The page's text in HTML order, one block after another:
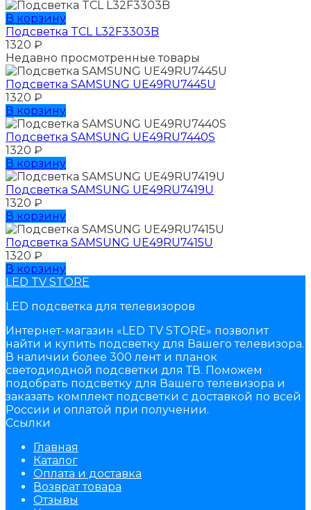
В корзину
Подсветка TCL L32F3303B
1320 ₽
Недавно просмотренные товары
Подсветка SAMSUNG UЕ49RU7445U
1320 ₽
В корзину
Подсветка SAMSUNG UЕ49RU7440S
1320 ₽
В корзину
Подсветка SAMSUNG UЕ49RU7419U
1320 ₽
В корзину
Подсветка SAMSUNG UЕ49RU7415U
1320 ₽
В корзину
LED TV STORE
LED подсветка для телевизоров
Интернет-магазин «LED TV STORE» позволит
найти и купить подсветку для Вашего телевизора.
В наличии более 300 лент и планок
светодиодной подсветки для ТВ. Поможем
подобрать подсветку для Вашего телевизора и
заказать комплект подсветки с доставкой по всей
России и оплатой при получении.
Ссылки
Главная
Каталог
Оплата и доставка
Возврат товара
Отзывы